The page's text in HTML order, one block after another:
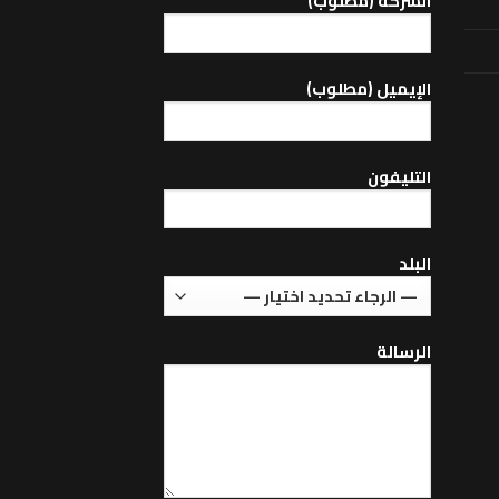
اﻹيميل (مطلوب)
التليفون
البلد
الرسالة